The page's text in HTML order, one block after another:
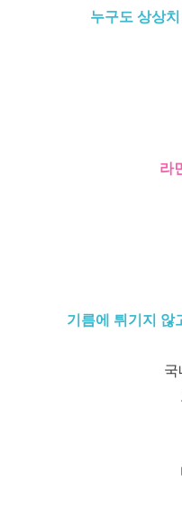
누구도 상상
라
기름에 튀기지 않
국